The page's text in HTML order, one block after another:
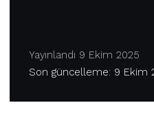
Son güncelleme: 9 Ekim
Yayınlandı 9 Ekim 2025